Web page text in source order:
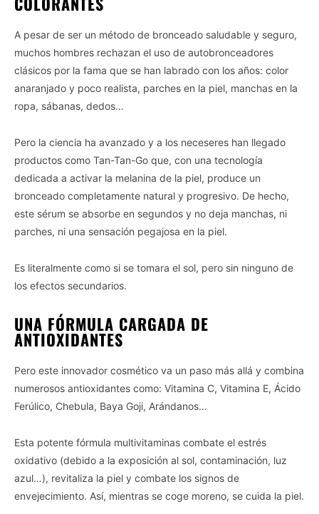
A pesar de ser un método de bronceado saludable y seguro,
muchos hombres rechazan el uso de autobronceadores
clásicos por la fama que se han labrado con los años: color
anaranjado y poco realista, parches en la piel, manchas en la
ropa, sábanas, dedos…
Pero la ciencia ha avanzado y a los neceseres han llegado
productos como Tan-Tan-Go que, con una tecnología
dedicada a activar la melanina de la piel, produce un
bronceado completamente natural y progresivo. De hecho,
este sérum se absorbe en segundos y no deja manchas, ni
parches, ni una sensación pegajosa en la piel.
Es literalmente como si se tomara el sol, pero sin ninguno de
los efectos secundarios.
UNA FÓRMULA CARGADA DE
ANTIOXIDANTES
Pero este innovador cosmético va un paso más allá y combina
numerosos antioxidantes como: Vitamina C, Vitamina E, Ácido
Ferúlico, Chebula, Baya Goji, Arándanos…
Esta potente fórmula multivitaminas combate el estrés
oxidativo (debido a la exposición al sol, contaminación, luz
azul…), revitaliza la piel y combate los signos de
envejecimiento. Así, mientras se coge moreno, se cuida la piel.